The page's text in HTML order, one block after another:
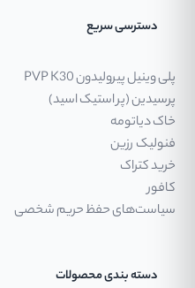
دسترسی سریع
پلی وینیل پیرولیدون PVP K30
پرسیدین (پر استیک اسید)
خاک دیاتومه
فنولیک رزین
خرید کتراک
کافور
سیاست‌های حفظ حریم شخصی
دسته بندی محصولات